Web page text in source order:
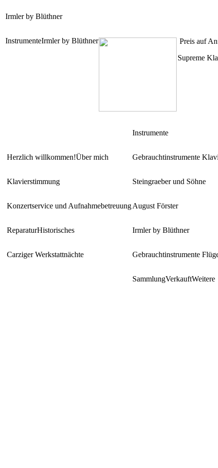
Irmler by Blüthner
InstrumenteIrmler by Blüthner
Preis auf
Supreme
Herzlich willkommen!Über mich
Klavierstimmung
Konzertservice und Aufnahmebetreuung
ReparaturHistorisches
Carziger Werkstattnächte
Instrumente
Gebrauchtinstrumente
Steingraeber und Söhne
August Förster
Irmler by Blüthner
Gebrauchtinstrumente
SammlungVerkauftWeitere